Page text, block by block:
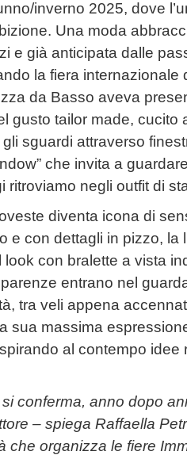
inverno 2025, dove
Una moda
e già anticipata dalle
la fiera internazionale
da Basso aveva
gusto tailor made, cucito
sguardi attraverso
che invita a
ritroviamo negli outfit di
diventa icona di
e con dettagli in pizzo,
con bralette a vista
entrano nel
tra veli appena
sua massima
al contempo idee
si conferma, anno dopo
– spiega Raffaella
che organizza le fiere